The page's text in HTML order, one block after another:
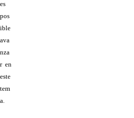
es
pos
ible
ava
nza
r en
este
tem
a.